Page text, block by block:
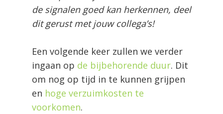
de signalen goed kan herkennen, deel
dit gerust met jouw collega’s!
Een volgende keer zullen we verder
ingaan op de bijbehorende duur. Dit
om nog op tijd in te kunnen grijpen
en hoge verzuimkosten te
voorkomen.